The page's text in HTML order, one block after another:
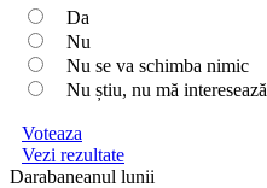
Da
Nu
Nu se va schimba nimic
Nu știu, nu mă interesează
Voteaza
Vezi rezultate
Darabaneanul lunii